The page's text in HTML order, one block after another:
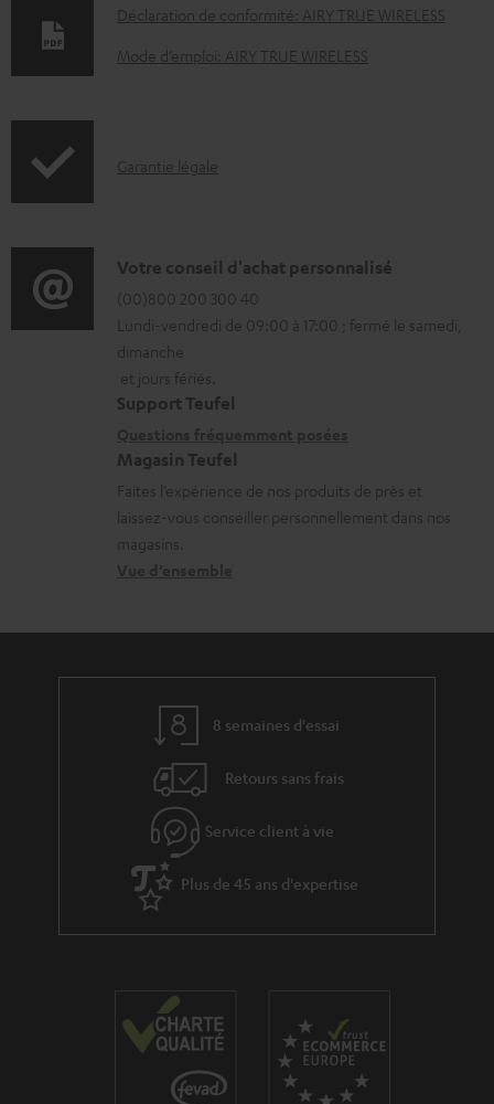
D
o
e
s
t
é
l
é
c
h
a
r
b
Déclaration de conformité: AIRY TRUE WIRELESS
Mode d’emploi: AIRY TRUE WIRELESS
I
o
r
m
a
t
o
n
s
l
a
r
Garantie légale
D
é
t
a
i
s
c
o
a
Votre conseil d'achat personnalisé
(00)800 200 300 40
Lundi-vendredi de 09:00 à 17:00 ; fermé le samedi,
dimanche
et jours fériés.
Support Teufel
Magasin Teufel
Faites l’expérience de nos produits de près et
laissez-vous conseiller personnellement dans nos
magasins.
8 semaines d'essai
Retours sans frais
Service client à vie
Plus de 45 ans d'expertise